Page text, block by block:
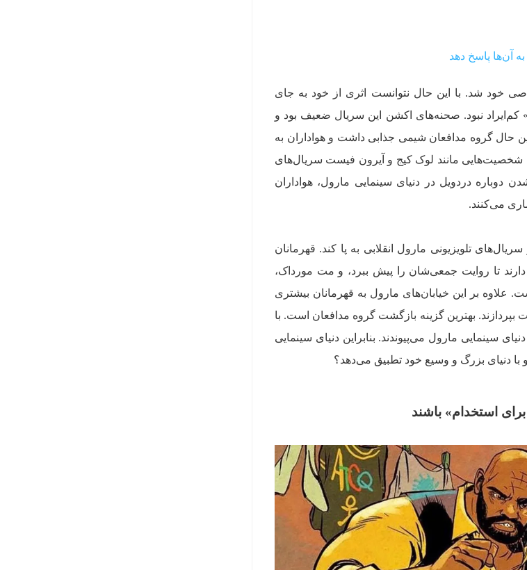
آن‌ها پاسخ دهد
خود شد. با این حال نتوانست اثری از خود به جای
کم‌ایراد نبود. صحنه‌های اکشن این سریال ضعیف بود و
حال گروه مدافعان شیمی جذابی داشت و هواداران به
مانند لوک کیج و آیرون فیست سریال‌های
دوباره دردویل در دنیای سینمایی مارول، هواداران
می‌کنند.
تلویزیونی مارول انقلابی به پا کند. قهرمانان
تا روایت جمعی‌شان را پیش ببرد، و مت مورداک،
علاوه بر این خیابان‌های مارول به قهرمانان بیشتری
بپردازند. بهترین گزینه بازگشت گروه مدافعان است. با
سینمایی مارول می‌پیوندند. بنابراین دنیای سینمایی
با دنیای بزرگ و وسیع خود تطبیق می‌دهد؟
استخدام» باشند